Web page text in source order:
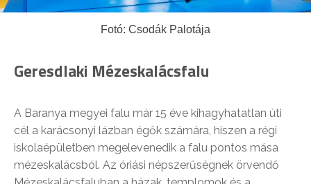
Fotó: Csodák Palotája
Geresdlaki Mézeskalácsfalu
A Baranya megyei falu már 15 éve kihagyhatatlan úti
cél a karácsonyi lázban égők számára, hiszen a régi
iskolaépületben megelevenedik a falu pontos mása
mézeskalácsból. Az óriási népszerűségnek örvendő